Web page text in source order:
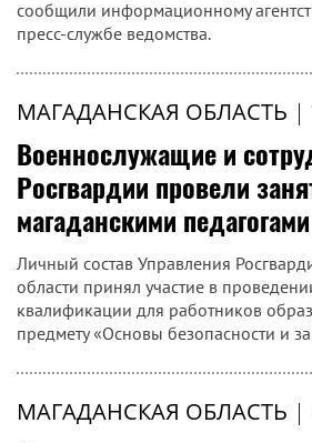
МАГАДАНСКАЯ ОБЛАСТЬ|
Оружейная азбука:
изъятого и сданного
основания его
собственность РФ
продолжает разъяснять
"Об оружии" в регулярной рубрике
сообщили информационному
пресс-службе ведомства.
МАГАДАНСКАЯ ОБЛАСТЬ |